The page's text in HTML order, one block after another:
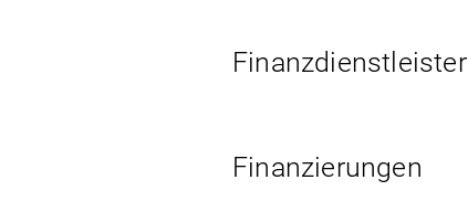
Finanzdienstleister
Finanzierungen